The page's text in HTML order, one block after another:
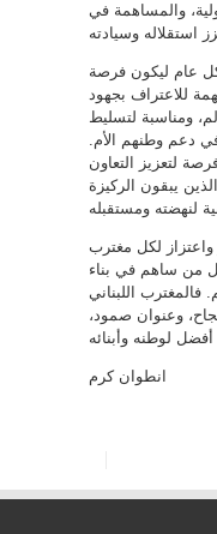
والمساهمة في
كل عام ليكون فرصة
للاعتراف بجهود
ومناسبة لتسليط
في دعم وطنهم الأم.
لتعزيز التعاون
يبقون الركيزة
واعتزاز لكل مغترب
من ساهم في بناء
فالمغترب اللبناني
وعنوان صمود،
انطوان كرم